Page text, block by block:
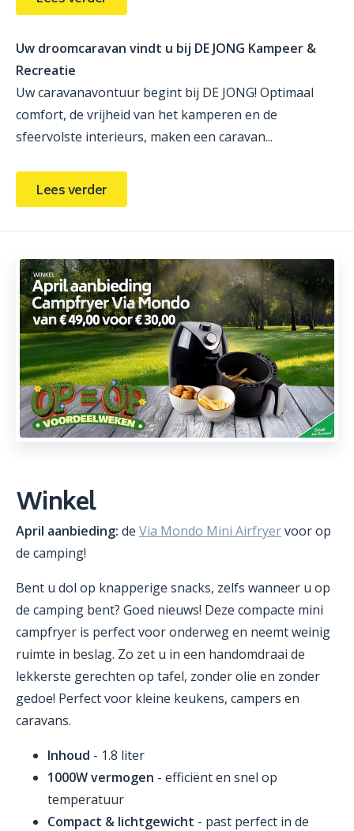
Uw droomcaravan vindt u bij DE JONG Kampeer &
Recreatie
Uw caravanavontuur begint bij DE JONG! Optimaal
comfort, de vrijheid van het kamperen en de
sfeervolste interieurs, maken een caravan...
Lees verder
Winkel
April aanbieding: de Via Mondo Mini Airfryervoor op
de camping!
Bent u dol op knapperige snacks, zelfs wanneer u op
de camping bent? Goed nieuws! Deze compacte mini
campfryer is perfect voor onderweg en neemt weinig
ruimte in beslag. Zo zet u in een handomdraai de
lekkerste gerechten op tafel, zonder olie en zonder
gedoe! Perfect voor kleine keukens, campers en
caravans.
Inhoud - 1.8 liter
1000W vermogen - efficiënt en snel op
temperatuur
Compact & lichtgewicht - past perfect in de